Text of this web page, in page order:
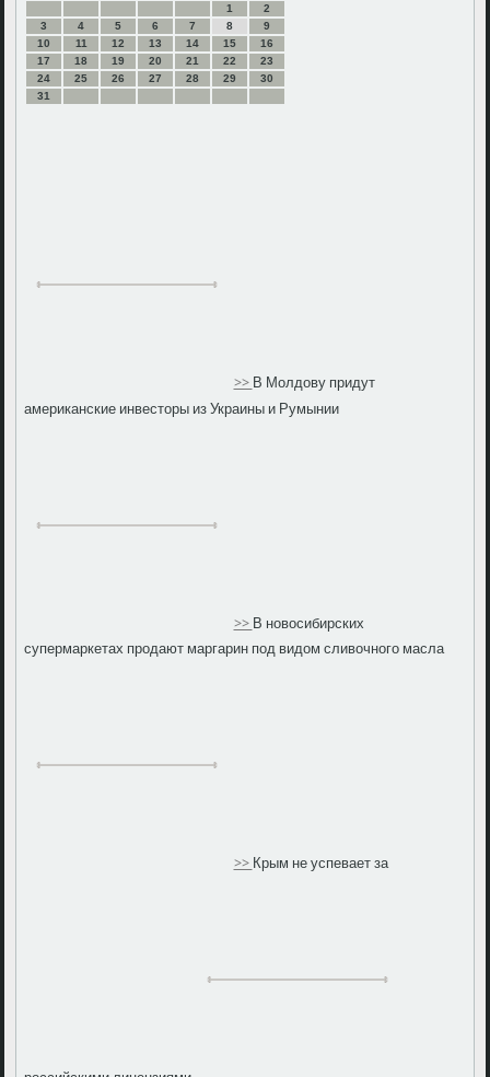
1
2
3
4 5 6 7 8
9
10
11 12 13 14 15
16
17
18 19 20 21 22
23
24
25 26 27 28 29
30
31
>>В Молдову придут
американские инвесторы из Украины и Румынии
>>В новосибирских
супермаркетах продают маргарин под видом сливочного масла
>>Крым не успевает за